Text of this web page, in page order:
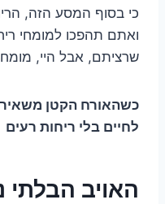
כי בסוף המסע הזה,
ואתם תהפכו למומחי
שרציתם, אבל היי,
כשהאורח הקטן משאיר
לחיים בלי ריחות רעים
האויב